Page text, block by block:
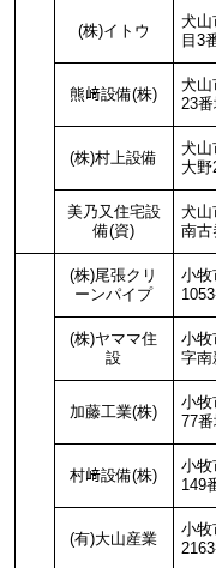
(株)イトウ
犬山
目3
熊﨑設備(株)
犬山
23
(株)村上設備
犬山
大
美乃又住宅設
備(資)
犬山
南古
(株)尾張クリ
ーンパイプ
小牧
(株)ヤママ住
設
小牧
字南
加藤工業(株)
小牧
77
村﨑設備(株)
小牧
149
(有)大山産業
小牧